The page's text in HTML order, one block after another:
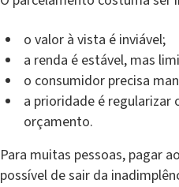
o valor à vista é inviável;
a renda é estável, mas
o consumidor precisa
a prioridade é regularizar
orçamento.
Para muitas pessoas, pagar
possível de sair da